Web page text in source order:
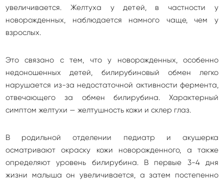
увеличивается. Желтуха у детей, в частности у
новорожденных, наблюдается намного чаще, чем у
взрослых.
Это связано с тем, что у новорожденных, особенно
недоношенных детей, билирубиновый обмен легко
нарушается из-за недостаточной активности фермента,
отвечающего за обмен билирубина. Характерный
симптом желтухи — желтушность кожи и склер глаз.
В родильной отделении педиатр и акушерка
осматривают окраску кожи новорожденного, а также
определяют уровень билирубина. В первые 3-4 дня
жизни малыша он увеличивается, а затем постепенно